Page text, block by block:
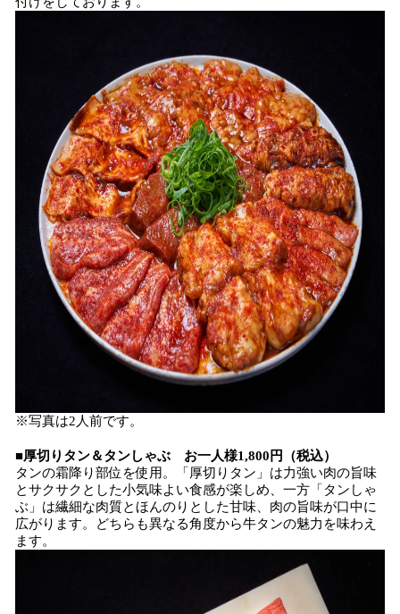
※写真は2人前です。
■厚切りタン＆タンしゃぶ お一人様1,800円（税込）
タンの霜降り部位を使用。「厚切りタン」は力強い肉の旨味
とサクサクとした小気味よい食感が楽しめ、一方「タンしゃ
ぶ」は繊細な肉質とほんのりとした甘味、肉の旨味が口中に
広がります。どちらも異なる角度から牛タンの魅力を味わえ
ます。